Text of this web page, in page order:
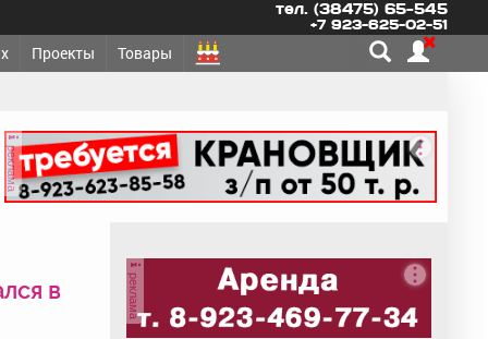
тел. (38475) 65-545
+7 923-625-02-51
Проекты Товары
реклама
в
реклама